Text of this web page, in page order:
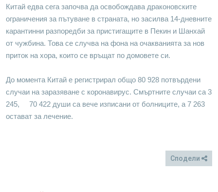
Китай едва сега започва да освобождава драконовските
ограничения за пътуване в страната, но засилва 14-дневните
карантинни разпоредби за пристигащите в Пекин и Шанхай
от чужбина. Това се случва на фона на очакванията за нов
приток на хора, които се връщат по домовете си.
До момента Китай е регистрирал общо 80 928 потвърдени
случаи на заразяване с коронавирус. Смъртните случаи са 3
245, 70 422 души са вече изписани от болниците, а 7 263
остават за лечение.
Сподели